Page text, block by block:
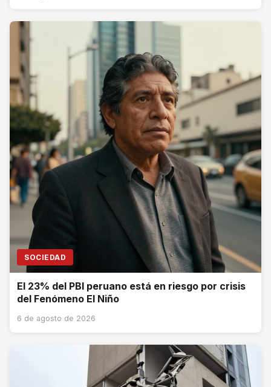
SOCIEDAD
El 23% del PBI peruano está en riesgo por crisis
del Fenómeno El Niño
6 de agosto de 2026